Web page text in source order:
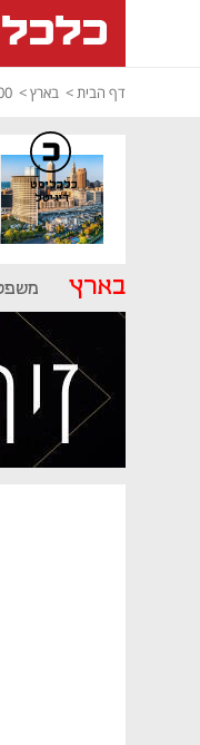
דף הבית בארץ
בארץ
כלכליסט
דיגיטל